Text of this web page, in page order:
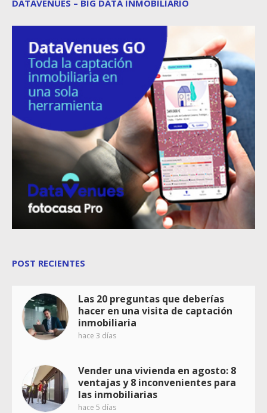
DATAVENUES – BIG DATA INMOBILIARIO
POST RECIENTES
Las 20 preguntas que deberías
hacer en una visita de captación
inmobiliaria
hace 3 días
Vender una vivienda en agosto: 8
ventajas y 8 inconvenientes para
las inmobiliarias
hace 5 días